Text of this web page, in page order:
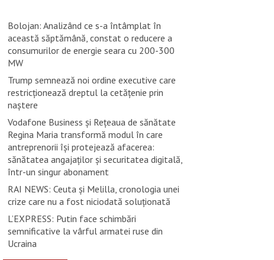
Bolojan: Analizând ce s-a întâmplat în
această săptămână, constat o reducere a
consumurilor de energie seara cu 200-300
MW
Trump semnează noi ordine executive care
restricţionează dreptul la cetăţenie prin
naştere
Vodafone Business și Rețeaua de sănătate
Regina Maria transformă modul în care
antreprenorii își protejează afacerea:
sănătatea angajaților și securitatea digitală,
într-un singur abonament
RAI NEWS: Ceuta și Melilla, cronologia unei
crize care nu a fost niciodată soluționată
L’EXPRESS: Putin face schimbări
semnificative la vârful armatei ruse din
Ucraina